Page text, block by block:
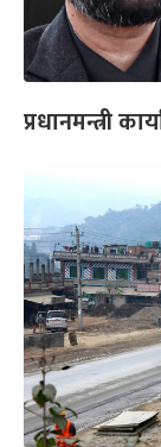
प्रधानमन्त्री